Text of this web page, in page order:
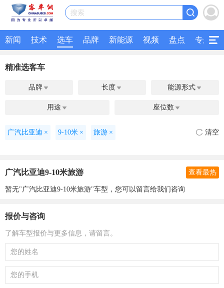
搜索
新闻 技术 选车 品牌 新能源 视频 盘点 专题
精准选客车
品牌  长度  能源形式 
用途  座位数 
广汽比亚迪 × 9-10米 × 旅游 × 清空
广汽比亚迪9-10米旅游 查看最热
暂无"广汽比亚迪9-10米旅游"车型，您可以留言给我们咨询
报价与咨询
了解车型报价与更多信息，请留言。